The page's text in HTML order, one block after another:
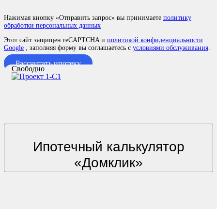
Нажимая кнопку «Отправить запрос» вы принимаете политику
обработки персональных данных
Этот сайт защищен reCAPTCHA и политикой конфиденциальности
Google , заполняя форму вы соглашаетесь с условиями обслуживания.
Рассчитать ипотеку
Свободно
Ипотечный калькулятор
«Домклик»